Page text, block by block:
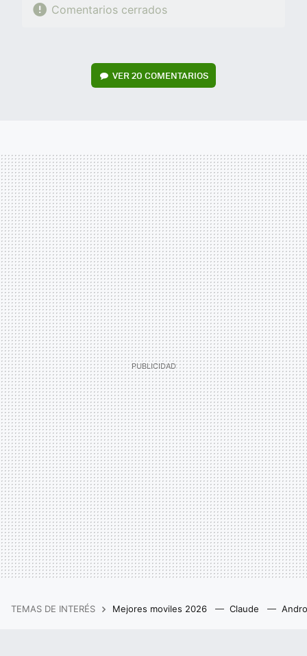
Comentarios cerrados
VER20 COMENTARIOS
TEMAS DE INTERÉS Mejores moviles 2026 Claude